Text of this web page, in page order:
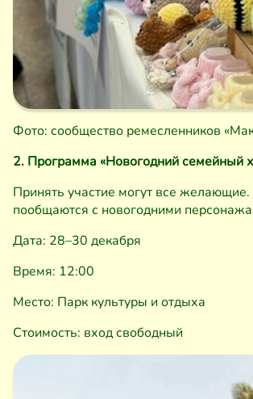
Фото: сообщество ремесленников
2. Программа «Новогодний семейный
Принять участие могут все
пообщаются с новогодними
Дата: 28–30 декабря
Время: 12:00
Место: Парк культуры и отдыха
Стоимость: вход свободный